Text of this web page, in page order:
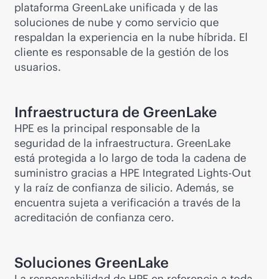
plataforma GreenLake unificada y de las
soluciones de nube y como servicio que
respaldan la experiencia en la nube híbrida. El
cliente es responsable de la gestión de los
usuarios.
Infraestructura de GreenLake
HPE es la principal responsable de la
seguridad de la infraestructura. GreenLake
está protegida a lo largo de toda la cadena de
suministro gracias a HPE Integrated Lights-Out
y la raíz de confianza de silicio. Además, se
encuentra sujeta a verificación a través de la
acreditación de confianza cero.
Soluciones GreenLake